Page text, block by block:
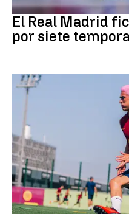
Fútbol
El Real Madrid
por siete
Fútbol